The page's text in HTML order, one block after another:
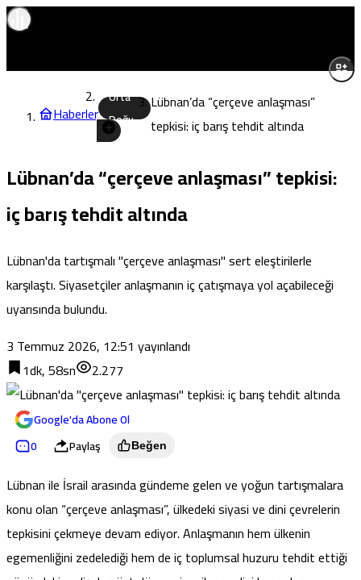
Haberler
Orta
Doğu
Lübnan’da “çerçeve anlaşması”
tepkisi: iç barış tehdit altında
Lübnan’da “çerçeve anlaşması” tepkisi:
iç barış tehdit altında
Lübnan'da tartışmalı "çerçeve anlaşması" sert eleştirilerle
karşılaştı. Siyasetçiler anlaşmanın iç çatışmaya yol açabileceği
uyarısında bulundu.
3 Temmuz 2026, 12:51 yayınlandı
1dk, 58sn
2.277
Google'da Abone Ol
0
Paylaş Beğen
Lübnan ile İsrail arasında gündeme gelen ve yoğun tartışmalara
konu olan “çerçeve anlaşması”, ülkedeki siyasi ve dini çevrelerin
tepkisini çekmeye devam ediyor. Anlaşmanın hem ülkenin
egemenliğini zedelediği hem de iç toplumsal huzuru tehdit ettiği